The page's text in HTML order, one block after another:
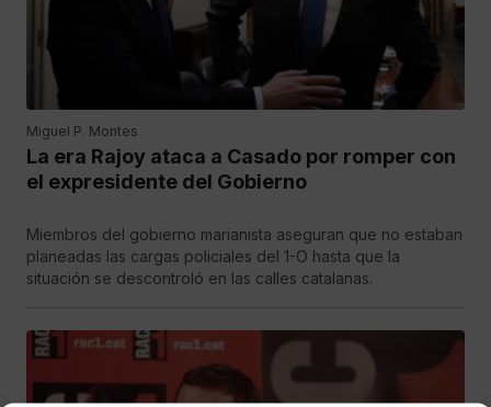
Miguel P. Montes
La era Rajoy ataca a Casado por romper con
el expresidente del Gobierno
Miembros del gobierno marianista aseguran que no estaban
planeadas las cargas policiales del 1-O hasta que la
situación se descontroló en las calles catalanas.